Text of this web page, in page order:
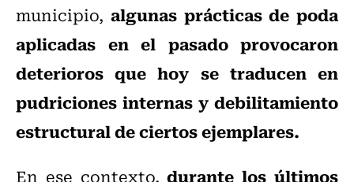
municipio, algunas prácticas de poda
aplicadas en el pasado provocaron
deterioros que hoy se traducen en
pudriciones internas y debilitamiento
estructural de ciertos ejemplares.
En ese contexto,durante los últimos